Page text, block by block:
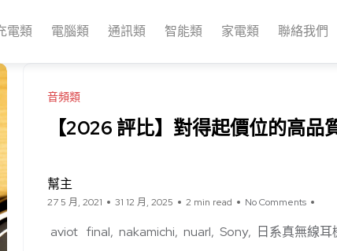
電類 電腦類 通訊類 智能類 家電類 聯絡我們
音頻類
【2026 評比】對得起價位的高
幫主
27 5 月, 2021 31 12 月, 2025 2 min read No Comments
aviot final nakamichi nuarl Sony 日系真無線耳